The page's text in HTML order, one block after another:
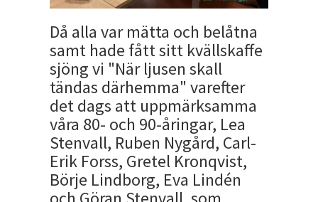
Då alla var mätta och belåtna
samt hade fått sitt kvällskaffe
sjöng vi "När ljusen skall
tändas därhemma" varefter
det dags att uppmärksamma
våra 80- och 90-åringar, Lea
Stenvall, Ruben Nygård, Carl-
Erik Forss, Gretel Kronqvist,
Börje Lindborg, Eva Lindén